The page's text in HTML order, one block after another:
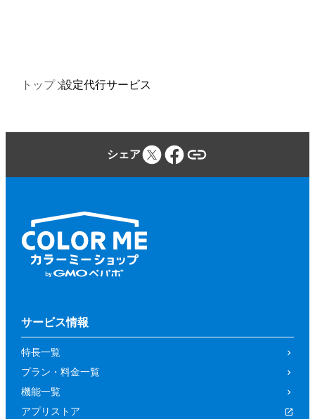
トップ 設定代行サービス
シェア
サービス情報
特長一覧
プラン・料金一覧
機能一覧
アプリストア